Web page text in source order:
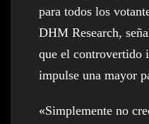
para todos los
DHM Research,
que el controvertido
impulse una mayor
«Simplemente no